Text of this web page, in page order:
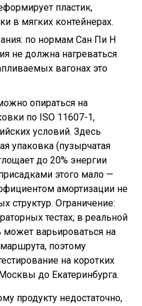
пластик,
в мягких контейнерах.
по нормам Сан Пи Н
не должна нагреваться
вагонах это
опираться на
по ISO 11607-1,
условий. Здесь
упаковка (пузырчатая
до 20% энергии
этого мало —
амортизации не
структур. Ограничение:
тестах; в реальной
может варьироваться на
поэтому
на коротких
до Екатеринбурга.
продукту недостаточно,